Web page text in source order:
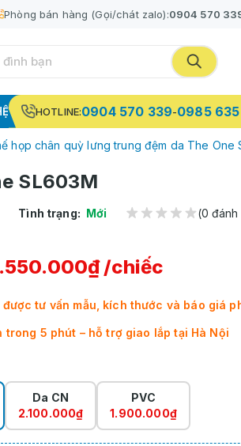
Phòng bán hàng (Gọi/chát zalo):0904 570
HOTLINE:0904 570 339-0985
họp chân quỳ lưng trung đệm da The One
SL603M
Tình trạng: Mới
(0
/chiếc
được tư vấn mẫu, kích thước và báo giá
trong 5 phút – hỗ trợ giao lắp tại Hà Nội
Da CN
2.100.000₫
PVC
1.900.000₫